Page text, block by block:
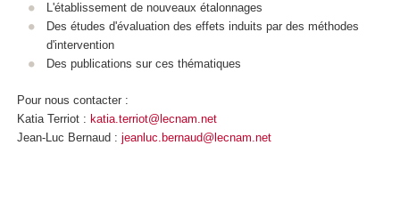
L'établissement de nouveaux étalonnages
Des études d'évaluation des effets induits par des méthodes
d'intervention
Des publications sur ces thématiques
Pour nous contacter :
Katia Terriot : katia.terriot@lecnam.net
Jean-Luc Bernaud : jeanluc.bernaud@lecnam.net